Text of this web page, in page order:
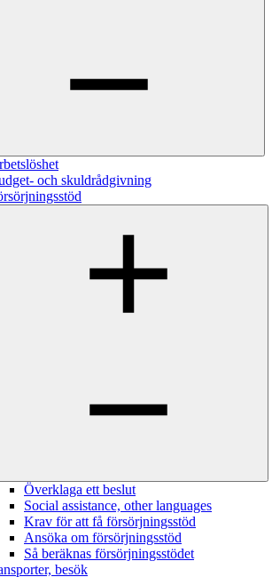
och skuldrådgivning
Överklaga ett beslut
Social assistance, other languages
Krav för att få försörjningsstöd
Ansöka om försörjningsstöd
Så beräknas försörjningsstödet
besök